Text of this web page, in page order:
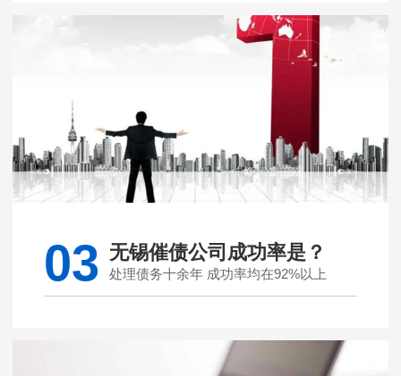
03 无锡催债公司成功率是？
处理债务十余年 成功率均在92%以上